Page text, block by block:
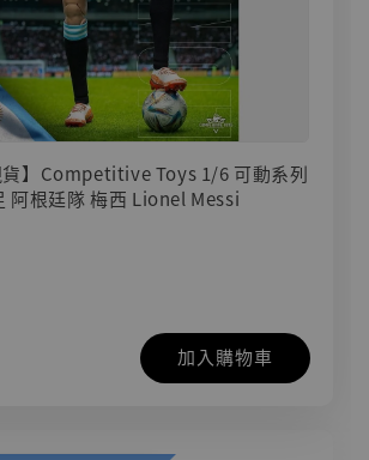
貨】Competitive Toys 1/6 可動系列
阿根廷隊 梅西 Lionel Messi
加入購物車